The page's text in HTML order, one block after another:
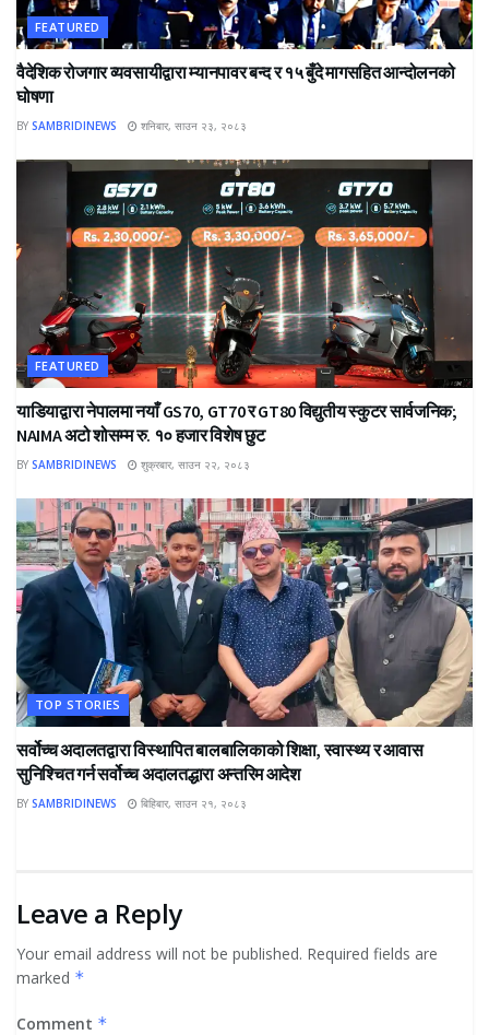
FEATURED
वैदेशिक रोजगार व्यवसायीद्वारा म्यानपावर बन्द र १५ बुँदे मागसहित आन्दोलनको
घोषणा
BY SAMBRIDINEWS शनिबार, साउन २३, २०८३
FEATURED
याडियाद्वारा नेपालमा नयाँ GS70, GT70 र GT80 विद्युतीय स्कुटर सार्वजनिक;
NAIMA अटो शोसम्म रु. १० हजार विशेष छुट
BY SAMBRIDINEWS शुक्रबार, साउन २२, २०८३
TOP STORIES
सर्वोच्च अदालतद्वारा विस्थापित बालबालिकाको शिक्षा, स्वास्थ्य र आवास
सुनिश्चित गर्न सर्वोच्च अदालतद्धारा अन्तरिम आदेश
BY SAMBRIDINEWS बिहिबार, साउन २१, २०८३
Leave a Reply
Your email address will not be published. Required fields are
marked *
Comment *